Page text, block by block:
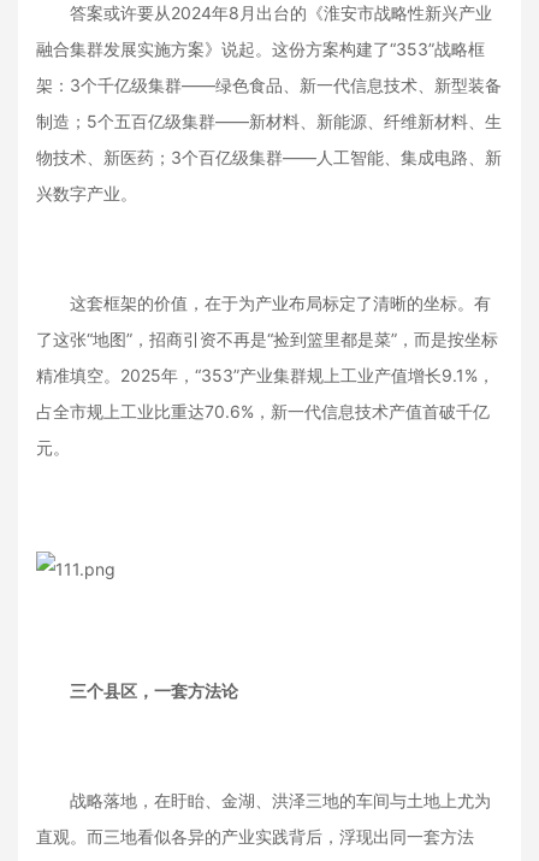
答案或许要从2024年8月出台的《淮安市战略性新兴产业
融合集群发展实施方案》说起。这份方案构建了“353”战略框
架：3个千亿级集群——绿色食品、新一代信息技术、新型装备
制造；5个五百亿级集群——新材料、新能源、纤维新材料、生
物技术、新医药；3个百亿级集群——人工智能、集成电路、新
兴数字产业。
这套框架的价值，在于为产业布局标定了清晰的坐标。有
了这张“地图”，招商引资不再是“捡到篮里都是菜”，而是按坐标
精准填空。2025年，“353”产业集群规上工业产值增长9.1%，
占全市规上工业比重达70.6%，新一代信息技术产值首破千亿
元。
三个县区，一套方法论
战略落地，在盱眙、金湖、洪泽三地的车间与土地上尤为
直观。而三地看似各异的产业实践背后，浮现出同一套方法